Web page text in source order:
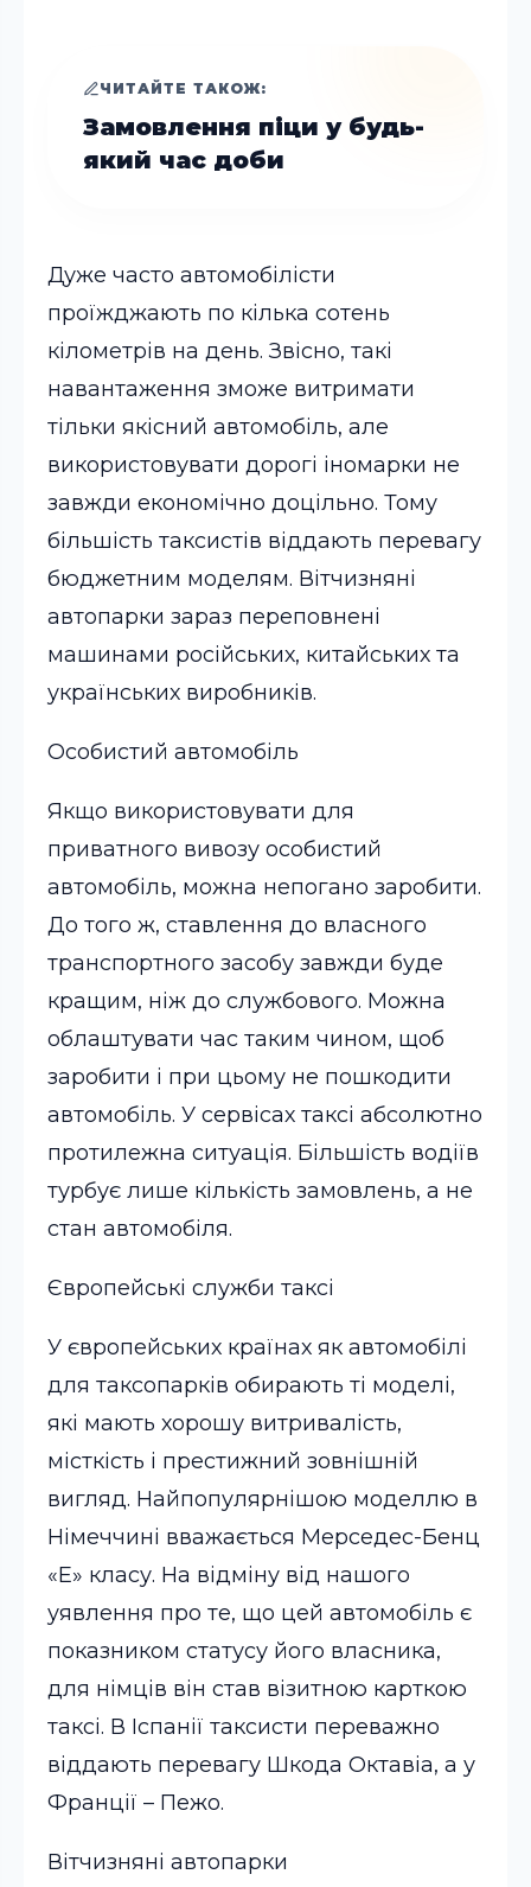
ЧИТАЙТЕ ТАКОЖ:
Замовлення піци у будь-
який час доби
Дуже часто автомобілісти
проїжджають по кілька сотень
кілометрів на день. Звісно, такі
навантаження зможе витримати
тільки якісний автомобіль, але
використовувати дорогі іномарки не
завжди економічно доцільно. Тому
більшість таксистів віддають перевагу
бюджетним моделям. Вітчизняні
автопарки зараз переповнені
машинами російських, китайських та
українських виробників.
Особистий автомобіль
Якщо використовувати для
приватного вивозу особистий
автомобіль, можна непогано заробити.
До того ж, ставлення до власного
транспортного засобу завжди буде
кращим, ніж до службового. Можна
облаштувати час таким чином, щоб
заробити і при цьому не пошкодити
автомобіль. У сервісах таксі абсолютно
протилежна ситуація. Більшість водіїв
турбує лише кількість замовлень, а не
стан автомобіля.
Європейські служби таксі
У європейських країнах як автомобілі
для таксопарків обирають ті моделі,
які мають хорошу витривалість,
місткість і престижний зовнішній
вигляд. Найпопулярнішою моделлю в
Німеччині вважається Мерседес-Бенц
«Е» класу. На відміну від нашого
уявлення про те, що цей автомобіль є
показником статусу його власника,
для німців він став візитною карткою
таксі. В Іспанії таксисти переважно
віддають перевагу Шкода Октавіа, а у
Франції – Пежо.
Вітчизняні автопарки